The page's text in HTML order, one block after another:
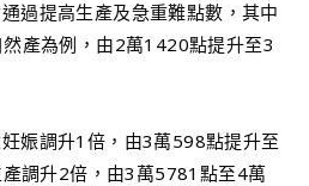
過提高生產及急重難點數，其中
產為例，由2萬1420點提升至3
娠調升1倍，由3萬598點提升至
調升2倍，由3萬5781點至4萬